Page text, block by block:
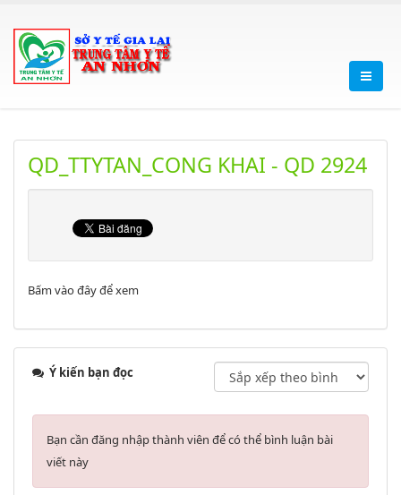
QD_TTYTAN_CONG KHAI - QD 2924
Bấm vào đây để xem
Ý kiến bạn đọc
Bạn cần đăng nhập thành viên để có thể bình luận bài
viết này